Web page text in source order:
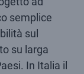
semplice
sul
su larga
In Italia il